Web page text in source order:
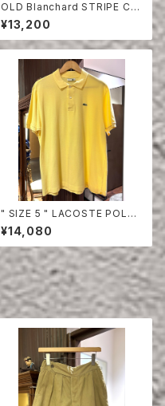
OLD Blanchard STRIPE CO
TTON HALF SLEEVE SHIRT
¥13,200
" SIZE 5 " LACOSTE POLO
SHIRT YELLOW
¥14,080